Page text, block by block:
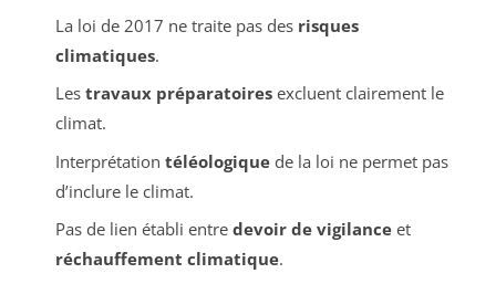
La loi de 2017 ne traite pas des risques
climatiques.
Les travaux préparatoiresexcluent clairement le
climat.
Interprétation téléologiquede la loi ne permet pas
d’inclure le climat.
Pas de lien établi entre devoir de vigilanceet
réchauffement climatique.